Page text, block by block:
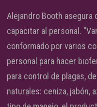
Alejandro Booth
capacitar al personal.
conformado por varios
personal para hacer
para control de plagas,
naturales: ceniza, jabón,